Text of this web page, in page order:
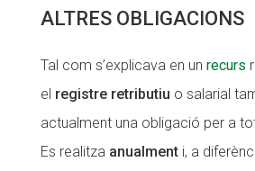
ALTRES OBLIGACIONS
Tal com s’explicava en un recurs
el registre retributiu o salarial
actualment una obligació per a
Es realitza anualment i, a